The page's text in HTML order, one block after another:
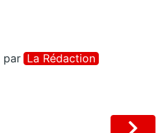
par La Rédaction